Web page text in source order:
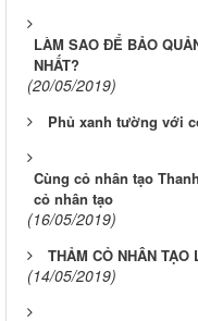
LÀM SAO ĐỂ BẢO
NHẤT?
(20/05/2019)
Phủ xanh tường với
Cùng cỏ nhân tạo
cỏ nhân tạo
(16/05/2019)
THẢM CỎ NHÂN
(14/05/2019)